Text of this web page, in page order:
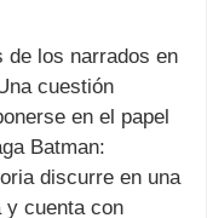
de los narrados en
cuestión
en el papel
Batman:
discurre en una
y cuenta con